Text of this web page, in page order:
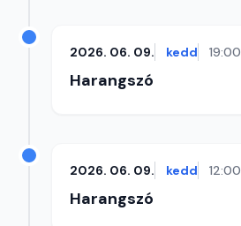
2026. 06. 09. kedd 19:00
Harangszó
2026. 06. 09. kedd 12:00
Harangszó